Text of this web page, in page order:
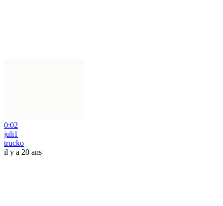
0:02
juli1
trucko
il y a 20 ans